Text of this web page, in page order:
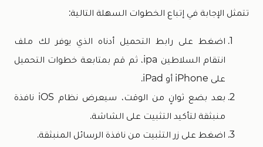
تتمثل الإجابة في إتباع الخطوات السهلة التالية:
اضغط على رابط التحميل أدناه الذي يوفر لك ملف
انتقام السلاطين ipa، ثم قم بمتابعة خطوات التحميل
على iPhone أو iPad.
بعد بضع ثوانٍ من الوقت، سيعرض نظام iOS نافذة
منبثقة لتأكيد التثبيت على الشاشة.
اضغط على زر التثبيت من نافذة الرسائل المنبثقة.